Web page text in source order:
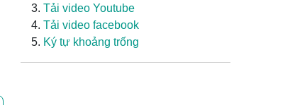
Tải video Youtube
Tải video facebook
Ký tự khoảng trống